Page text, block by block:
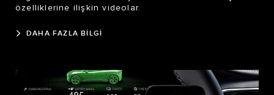
özelliklerine ilişkin videolar.
DAHA FAZLA BİLGİ